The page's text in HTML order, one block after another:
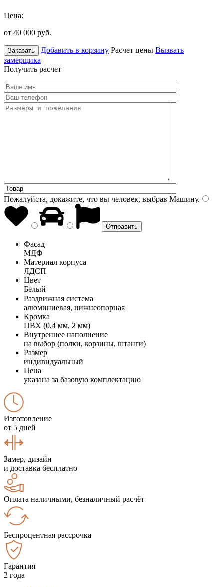
Цена:
от 40 000 руб.
Заказать Добавить в корзину Расчет цены Вызвать
замерщика
Получить расчет
Пожалуйста, докажите, что вы человек, выбрав Машину.
Фасад
МДФ
Материал корпуса
ЛДСП
Цвет
Белый
Раздвижная система
алюминиевая, нижнеопорная
Кромка
ПВХ (0,4 мм, 2 мм)
Внутреннее наполнение
на выбор (полки, корзины, штанги)
Размер
индивидуальный
Цена
указана за базовую комплектацию
Изготовление
от 5 дней
Замер, дизайн
и доставка бесплатно
Оплата наличными, безналичный расчёт
Беспроцентная рассрочка
Гарантия
2 года